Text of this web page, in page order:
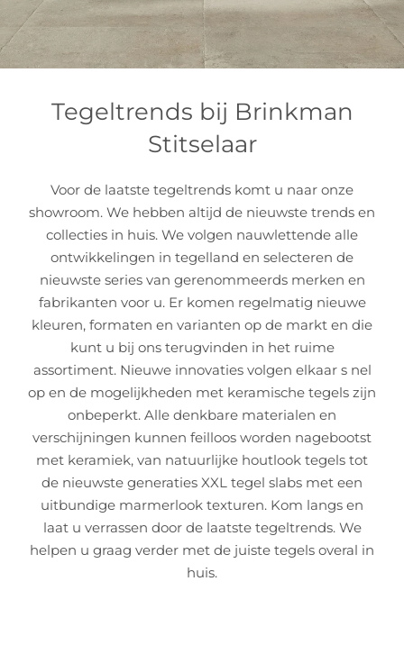
Tegeltrends bij Brinkman
Stitselaar
Voor de laatste tegeltrends komt u naar onze
showroom. We hebben altijd de nieuwste trends en
collecties in huis. We volgen nauwlettende alle
ontwikkelingen in tegelland en selecteren de
nieuwste series van gerenommeerds merken en
fabrikanten voor u. Er komen regelmatig nieuwe
kleuren, formaten en varianten op de markt en die
kunt u bij ons terugvinden in het ruime
assortiment. Nieuwe innovaties volgen elkaar s nel
op en de mogelijkheden met keramische tegels zijn
onbeperkt. Alle denkbare materialen en
verschijningen kunnen feilloos worden nagebootst
met keramiek, van natuurlijke houtlook tegels tot
de nieuwste generaties XXL tegel slabs met een
uitbundige marmerlook texturen. Kom langs en
laat u verrassen door de laatste tegeltrends. We
helpen u graag verder met de juiste tegels overal in
huis.